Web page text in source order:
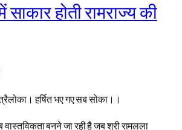
होती रामराज्य की
हर्षित भए गए सब सोका।।
वास्तविकता बनने जा रही है जब श्री रामलला